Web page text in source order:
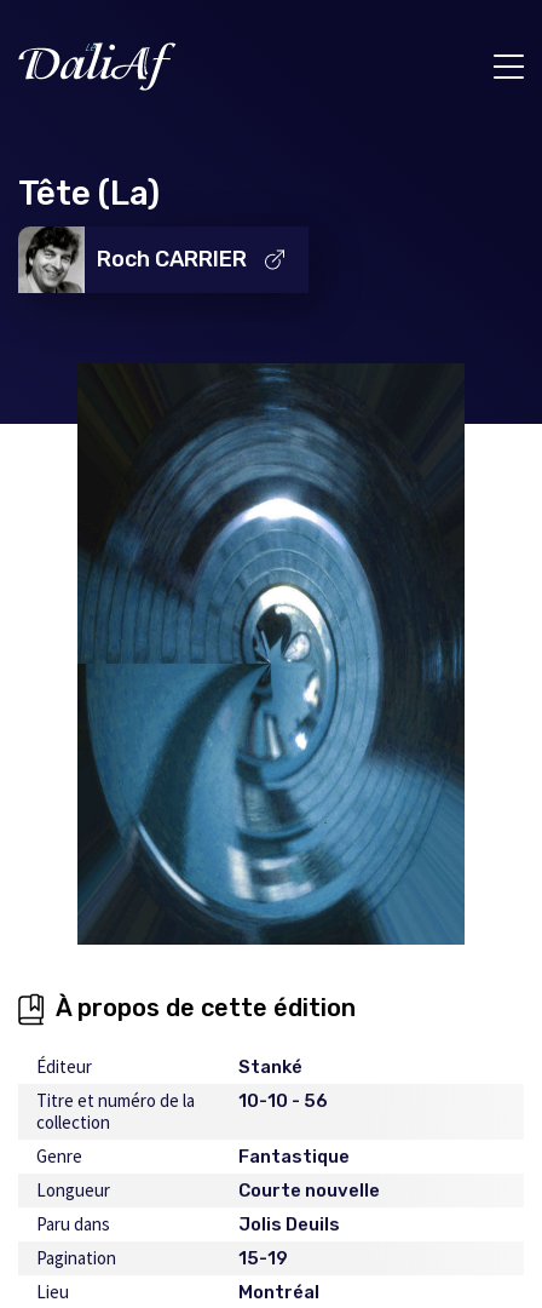
Tête (La)
Roch CARRIER
À propos de cette édition
Éditeur Stanké
Titre et numéro de la
collection
10-10 - 56
Genre Fantastique
Longueur Courte nouvelle
Paru dans Jolis Deuils
Pagination 15-19
Lieu Montréal